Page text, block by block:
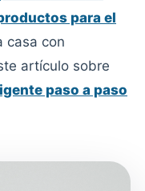
para el
casa con
artículo sobre
paso a paso